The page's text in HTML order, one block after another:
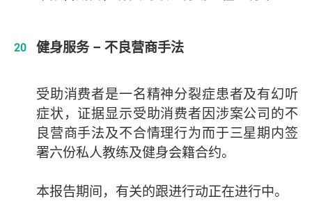
健身服务 – 不良营商手法
受助消费者是一名精神分裂症患者及有幻听
症状，证据显示受助消费者因涉案公司的不
良营商手法及不合情理行为而于三星期内签
署六份私人教练及健身会籍合约。
本报告期间，有关的跟进行动正在进行中。